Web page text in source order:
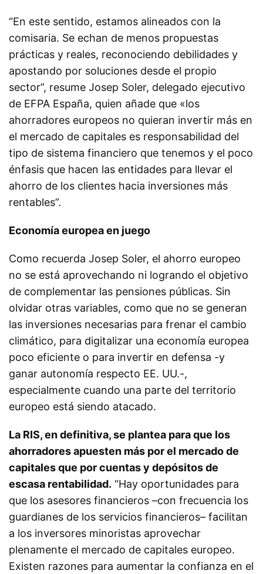
“En este sentido, estamos alineados con la
comisaria. Se echan de menos propuestas
prácticas y reales, reconociendo debilidades y
apostando por soluciones desde el propio
sector”, resume Josep Soler, delegado ejecutivo
de EFPA España, quien añade que «los
ahorradores europeos no quieran invertir más en
el mercado de capitales es responsabilidad del
tipo de sistema financiero que tenemos y el poco
énfasis que hacen las entidades para llevar el
ahorro de los clientes hacia inversiones más
rentables”.
Economía europea en juego
Como recuerda Josep Soler, el ahorro europeo
no se está aprovechando ni logrando el objetivo
de complementar las pensiones públicas. Sin
olvidar otras variables, como que no se generan
las inversiones necesarias para frenar el cambio
climático, para digitalizar una economía europea
poco eficiente o para invertir en defensa -y
ganar autonomía respecto EE. UU.-,
especialmente cuando una parte del territorio
europeo está siendo atacado.
La RIS, en definitiva, se plantea para que los
ahorradores apuesten más por el mercado de
capitales que por cuentas y depósitos de
escasa rentabilidad. “Hay oportunidades para
que los asesores financieros –con frecuencia los
guardianes de los servicios financieros– facilitan
a los inversores minoristas aprovechar
plenamente el mercado de capitales europeo.
Existen razones para aumentar la confianza en el